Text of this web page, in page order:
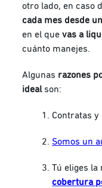
otro lado, en caso
cada mes desde
en el quevas a
cuánto manejes.
Algunas razones
idealson:
Contratas
Somos un
Tú eliges la
cobertura